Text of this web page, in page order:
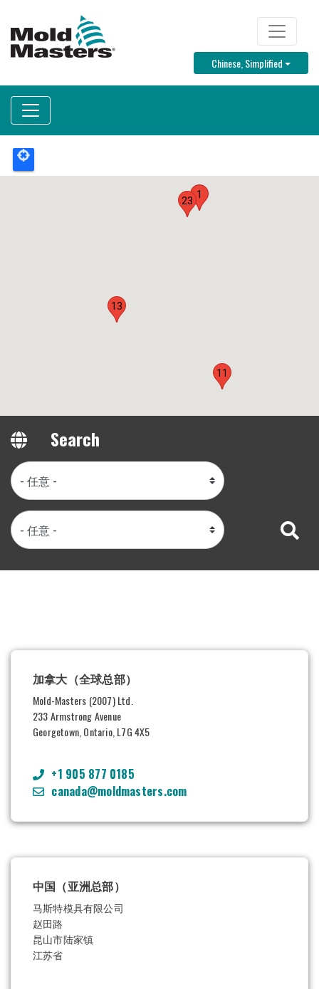
要
TOP MENU
Chinese, SimplifiedToggle
1
11
13
23
Search
加拿大（全球总部）
Mold-Masters (2007) Ltd.
233 Armstrong Avenue
Georgetown, Ontario, L7G 4X5
+1 905 877 0185
canada@moldmasters.com
中国（亚洲总部）
马斯特模具有限公司
赵田路
昆山市陆家镇
江苏省